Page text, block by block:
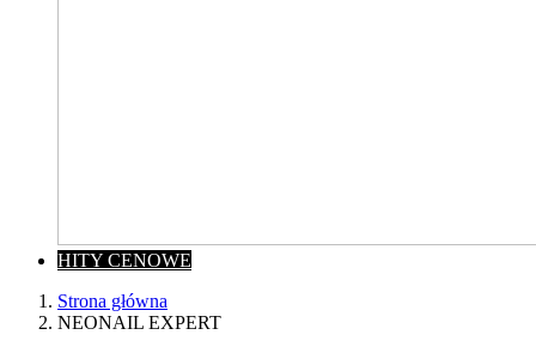
HITY CENOWE
Strona główna
NEONAIL EXPERT